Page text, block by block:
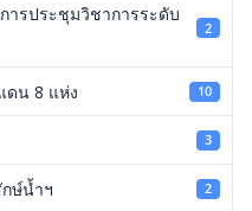
ารประชุมวิชาการระดับ
2
ดน 8 แห่ง 10
3
ษ์น้ำฯ 2